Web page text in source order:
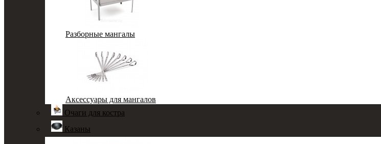
Разборные мангалы
Аксессуары для мангалов
Очаги для костра
Казаны